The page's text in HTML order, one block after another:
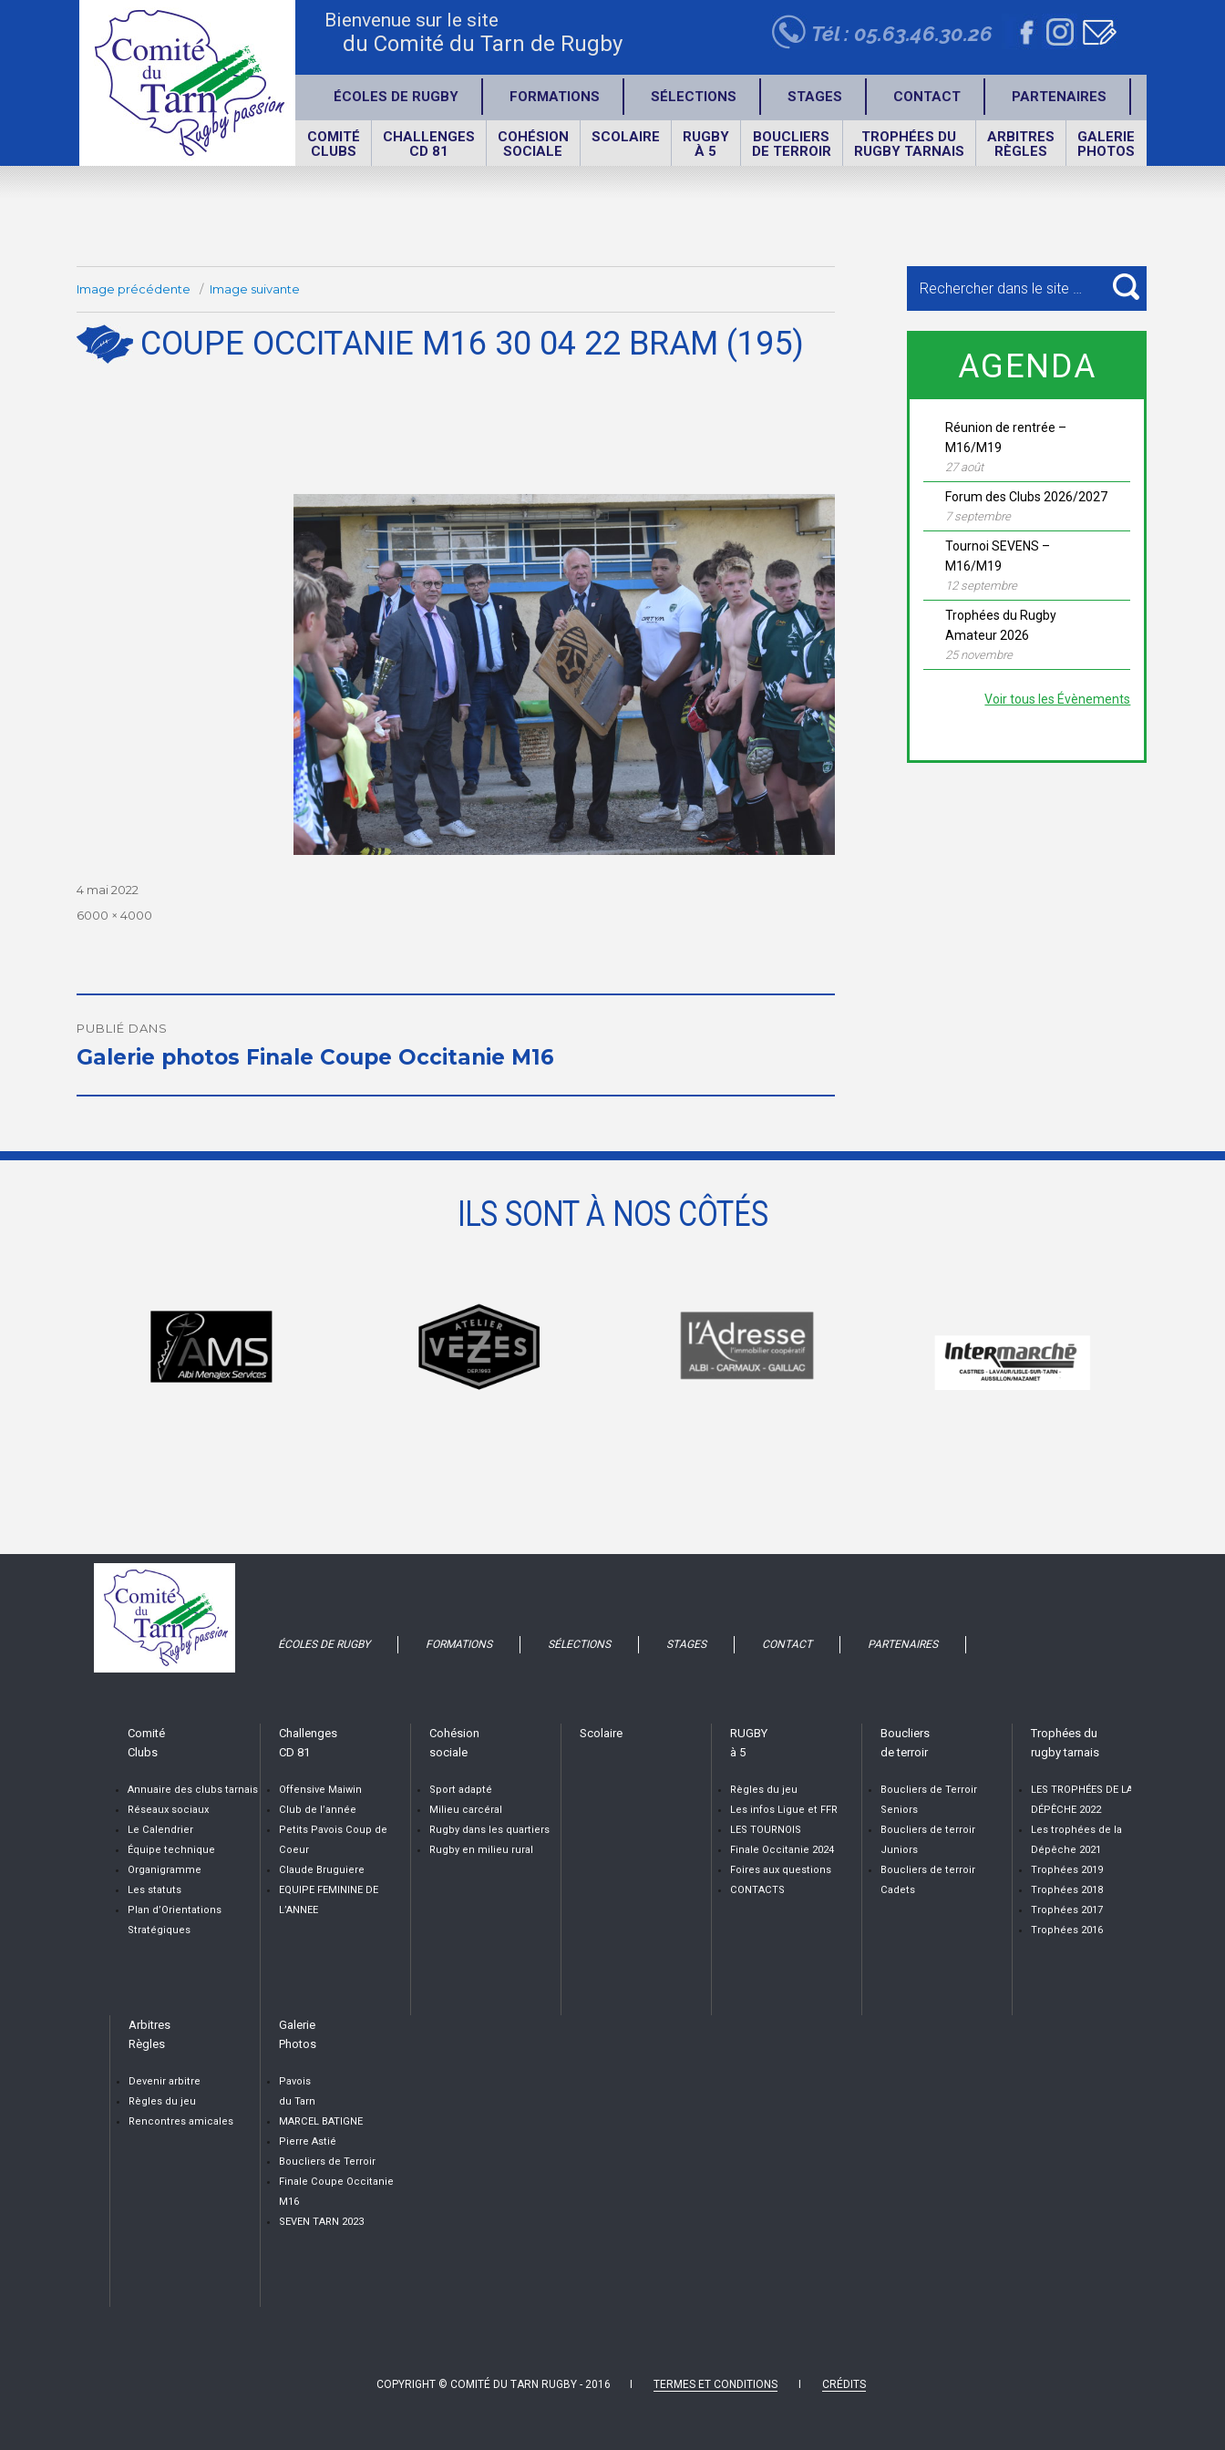
Bienvenue sur le site
du Comité du Tarn de Rugby Tél : 05.63.46.30.26
ÉCOLES DE RUGBY FORMATIONS SÉLECTIONS STAGES CONTACT PARTENAIRES
COMITÉ
CLUBS
CHALLENGES
CD 81
COHÉSION
SOCIALE
SCOLAIRE
RUGBY
À 5
BOUCLIERS
DE TERROIR
TROPHÉES DU
RUGBY TARNAIS
ARBITRES
RÈGLES
GALERIE
PHOTOS
Image précédente Image suivante
COUPE OCCITANIE M16 30 04 22 BRAM (195)
Publié
le
4 mai 2022
Taille
6000 × 4000
de
l’article
PUBLIÉ DANS
Galerie photos Finale Coupe Occitanie M16
pour
:
RECHERCHE
AGENDA
Réunion de rentrée –
M16/M19
27 août
Forum des Clubs 2026/2027
7 septembre
Tournoi SEVENS –
M16/M19
12 septembre
Trophées du Rugby
Amateur 2026
25 novembre
Voir tous les Évènements
ILS SONT À NOS CÔTÉS
ÉCOLES DE RUGBY FORMATIONS SÉLECTIONS STAGES CONTACT PARTENAIRES
Comité
Clubs
Annuaire des clubs tarnais
Réseaux sociaux
Le Calendrier
Équipe technique
Organigramme
Les statuts
Plan d’Orientations
Stratégiques
Challenges
CD 81
Offensive Maiwin
Club de l’année
Petits Pavois Coup de
Coeur
Claude Bruguiere
EQUIPE FEMININE DE
L’ANNEE
Cohésion
sociale
Sport adapté
Milieu carcéral
Rugby dans les quartiers
Rugby en milieu rural
Scolaire
RUGBY
à 5
Règles du jeu
Les infos Ligue et FFR
LES TOURNOIS
Finale Occitanie 2024
Foires aux questions
CONTACTS
Boucliers
de terroir
Boucliers de Terroir
Seniors
Boucliers de terroir
Juniors
Boucliers de terroir
Cadets
Trophées du
rugby tarnais
LES TROPHÉES DE LA
DÉPÊCHE 2022
Les trophées de la
Dépêche 2021
Trophées 2019
Trophées 2018
Trophées 2017
Trophées 2016
Arbitres
Règles
Devenir arbitre
Règles du jeu
Rencontres amicales
Galerie
Photos
Pavois
du Tarn
MARCEL BATIGNE
Pierre Astié
Boucliers de Terroir
Finale Coupe Occitanie
M16
SEVEN TARN 2023
COPYRIGHT © COMITÉ DU TARN RUGBY - 2016 I TERMES ET CONDITIONS I CRÉDITS